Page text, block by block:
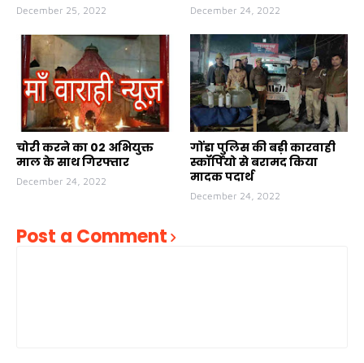
December 25, 2022 December 24, 2022
चोरी करने का 02 अभियुक्त
माल के साथ गिरफ्तार
December 24, 2022
गोंडा पुलिस की बड़ी कारवाही
स्कॉर्पियो से बरामद किया
मादक पदार्थ
December 24, 2022
Post a Comment